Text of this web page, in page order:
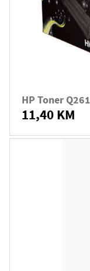
HP Toner
11,40 KM